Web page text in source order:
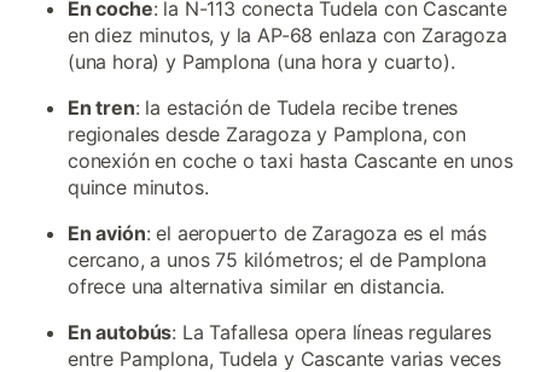
En coche: la N-113 conecta Tudela con Cascante
en diez minutos, y la AP-68 enlaza con Zaragoza
(una hora) y Pamplona (una hora y cuarto).
En tren: la estación de Tudela recibe trenes
regionales desde Zaragoza y Pamplona, con
conexión en coche o taxi hasta Cascante en unos
quince minutos.
En avión: el aeropuerto de Zaragoza es el más
cercano, a unos 75 kilómetros; el de Pamplona
ofrece una alternativa similar en distancia.
En autobús: La Tafallesa opera líneas regulares
entre Pamplona, Tudela y Cascante varias veces